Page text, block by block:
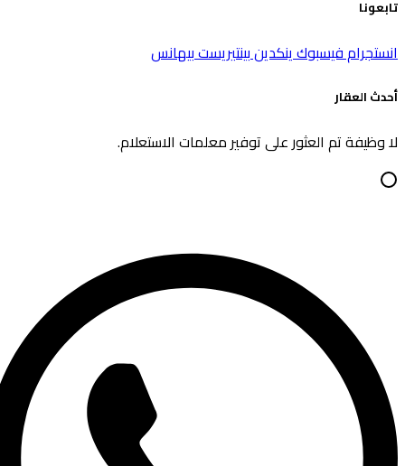
فيسبوكينكدينبينتيريستبيهانس
العقار
وظيفة تم العثور على توفير معلمات الاستعلام.